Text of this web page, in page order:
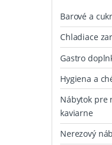
Barové a
Chladiace
Gastro
Hygiena a
Nábytok pre
kaviarne
Nerezový